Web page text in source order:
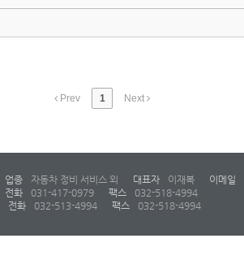
Prev 1 Next
업종 자동차 정비 서비스 외 대표자 이재복 이메일
전화 031-417-0979 팩스
032-518-4994
전화 032-513-4994 팩스 032-518-4994